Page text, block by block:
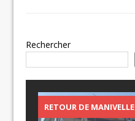
Rechercher
RETOUR DE MANIVELLE